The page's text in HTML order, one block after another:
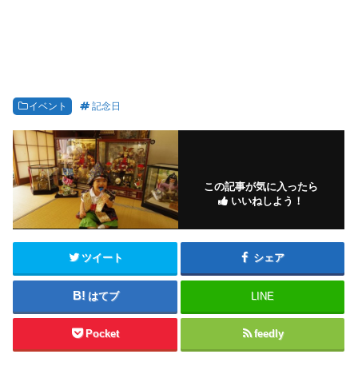
イベント 記念日
この記事が気に入ったら
いいねしよう！
ツイート シェア
はてブ LINE
Pocket feedly